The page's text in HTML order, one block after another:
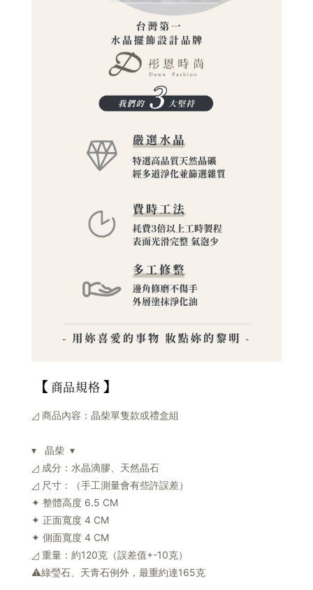
【 商品規格 】
◿ 商品內容：晶柴單隻款或禮盒組
▾ 晶柴 ▾
◿ 成分：水晶滴膠、天然晶石
◿ 尺寸：（手工測量會有些許誤差）
✦ 整體高度 6.5 CM
✦ 正面寬度 4 CM
✦ 側面寬度 4 CM
◿ 重量：約120克（誤差值+-10克）
⚠️綠瑩石、天青石例外，最重約達165克